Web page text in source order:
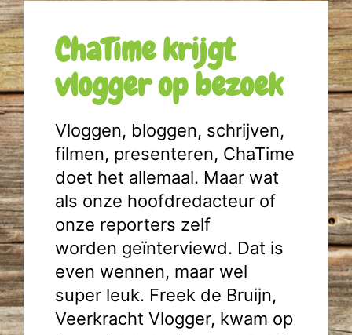
ChaTime krijgt
vlogger op bezoek
Vloggen, bloggen, schrijven,
filmen, presenteren, ChaTime
doet het allemaal. Maar wat
als onze hoofdredacteur of
onze reporters zelf
worden geïnterviewd. Dat is
even wennen, maar wel
super leuk. Freek de Bruijn,
Veerkracht Vlogger, kwam op